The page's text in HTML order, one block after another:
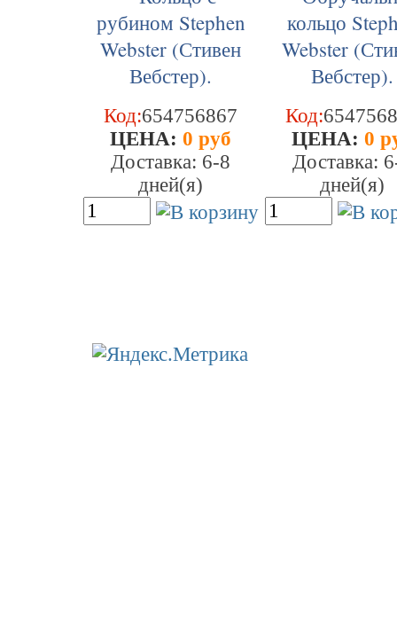
Код:654756867
ЦEHA: 0 руб
Доставка: 6-8
дней(я)
Код:
ЦEHA: 0
Доставка:
дней(я)